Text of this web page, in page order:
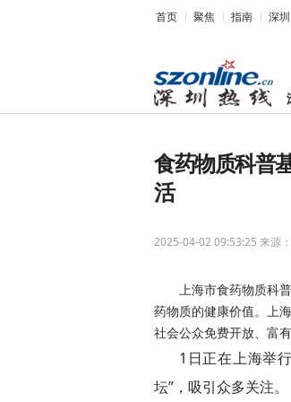
首页 聚焦 指南 深圳
食药物质科普
活
2025-04-02 09:53:25 来源
上海市食药物质科
药物质的健康价值。上
社会公众免费开放、富
1日正在上海举
坛”，吸引众多关注。